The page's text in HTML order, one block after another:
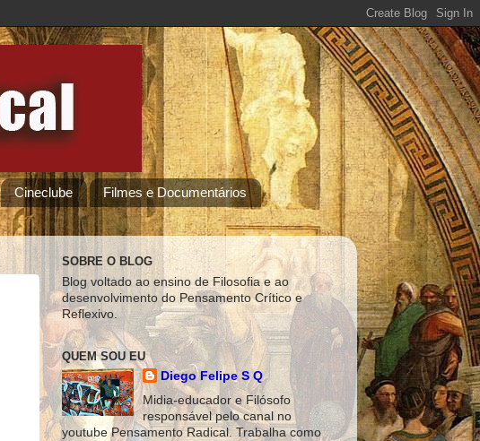
Cineclube
Filmes e Documentários
SOBRE O BLOG
Blog voltado ao ensino de Filosofia e ao
desenvolvimento do Pensamento Crítico e
Reflexivo.
QUEM SOU EU
Diego Felipe S Q
Midia-educador e Filósofo
responsável pelo canal no
youtube Pensamento Radical. Trabalha como